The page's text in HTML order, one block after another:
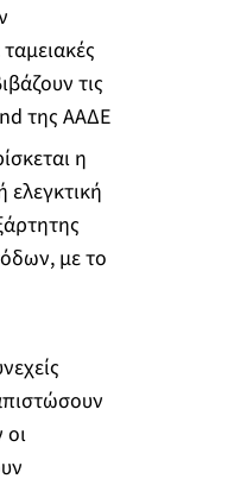
τις
της ΑΑΔΕ
η
ελεγκτική
με το